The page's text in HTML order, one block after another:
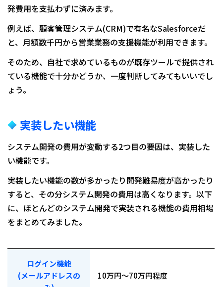
発費用を支払わずに済みます。
例えば、顧客管理システム(CRM)で有名なSalesforceだ
と、月額数千円から営業業務の支援機能が利用できます。
そのため、自社で求めているものが既存ツールで提供され
ている機能で十分かどうか、一度判断してみてもいいでし
ょう。
実装したい機能
システム開発の費用が変動する2つ目の要因は、実装した
い機能です。
実装したい機能の数が多かったり開発難易度が高かったり
すると、その分システム開発の費用は高くなります。以下
に、ほとんどのシステム開発で実装される機能の費用相場
をまとめてみました。
ログイン機能
(メールアドレスの
10万円～70万円程度